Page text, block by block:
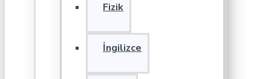
Fizik
İngilizce